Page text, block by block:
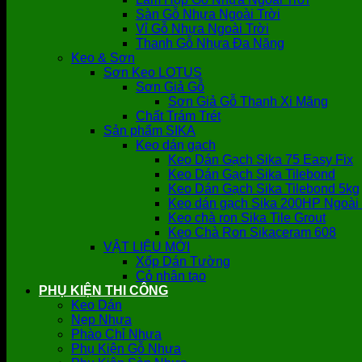
Sàn Gỗ Nhựa Ngoài Trời
Vỉ Gỗ Nhựa Ngoài Trời
Thanh Gỗ Nhựa Đa Năng
Keo & Sơn
Sơn Keo LOTUS
Sơn Giả Gỗ
Sơn Giả Gỗ Thanh Xi Măng
Chất Trám Trét
Sản phẩm SIKA
Keo dán gạch
Keo Dán Gạch Sika 75 Easy Fix
Keo Dán Gạch Sika Tilebond
Keo Dán Gạch Sika Tilebond 5kg
Keo dán gạch Sika 200HP
Keo chà ron Sika Tile Grout
Keo Chà Ron Sikaceram 608
VẬT LIỆU MỚI
Xốp Dán Tường
Cỏ nhân tạo
PHỤ KIỆN THI CÔNG
Keo Dán
Nẹp Nhựa
Phào Chỉ Nhựa
Phụ Kiện Gỗ Nhựa